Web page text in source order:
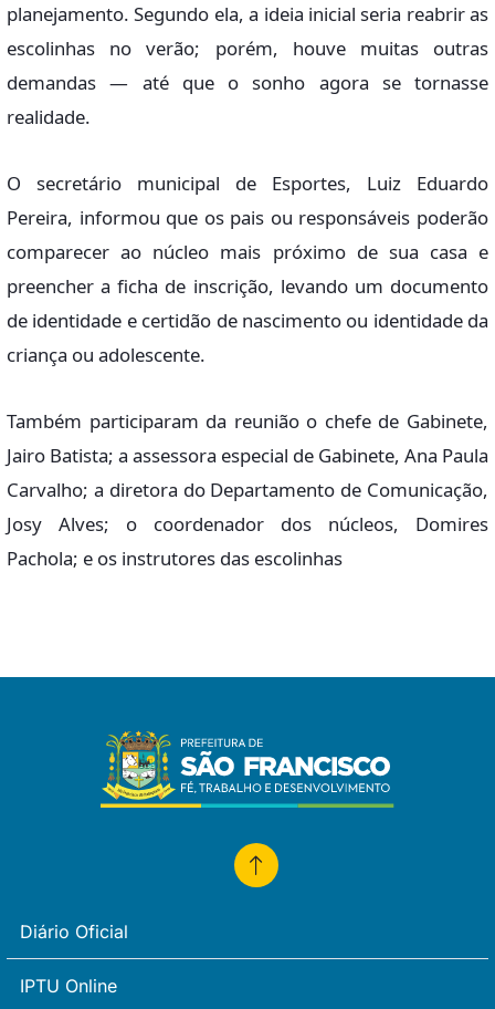
planejamento. Segundo ela, a ideia inicial seria reabrir as
escolinhas no verão; porém, houve muitas outras
demandas — até que o sonho agora se tornasse
realidade.
O secretário municipal de Esportes, Luiz Eduardo
Pereira, informou que os pais ou responsáveis poderão
comparecer ao núcleo mais próximo de sua casa e
preencher a ficha de inscrição, levando um documento
de identidade e certidão de nascimento ou identidade da
criança ou adolescente.
Também participaram da reunião o chefe de Gabinete,
Jairo Batista; a assessora especial de Gabinete, Ana Paula
Carvalho; a diretora do Departamento de Comunicação,
Josy Alves; o coordenador dos núcleos, Domires
Pachola; e os instrutores das escolinhas
Diário Oficial
IPTU Online